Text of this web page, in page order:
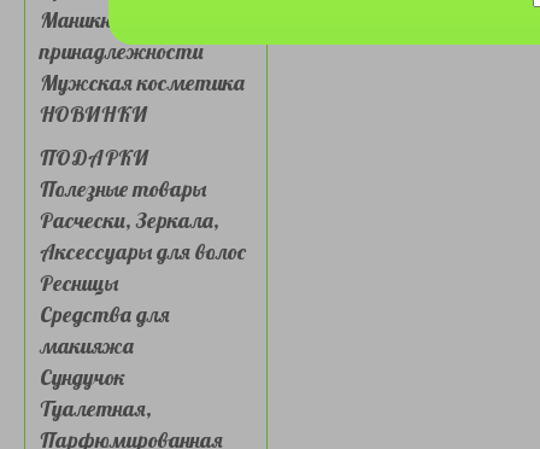
Маникюрные
принадлежности
Мужская косметика
НОВИНКИ
ПОДАРКИ
Полезные товары
Расчески, Зеркала,
Аксессуары для волос
Ресницы
Средства для
макияжа
Сундучок
Туалетная,
Парфюмированная